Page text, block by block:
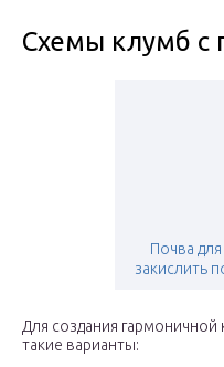
Схемы клумб с
Почва
закислить
Для создания
такие варианты: